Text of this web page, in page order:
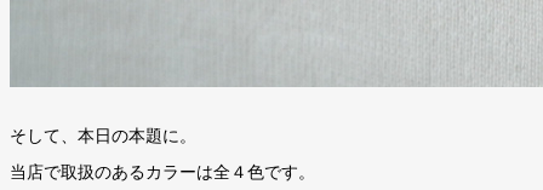
そして、本日の本題に。
当店で取扱のあるカラーは全４色です。